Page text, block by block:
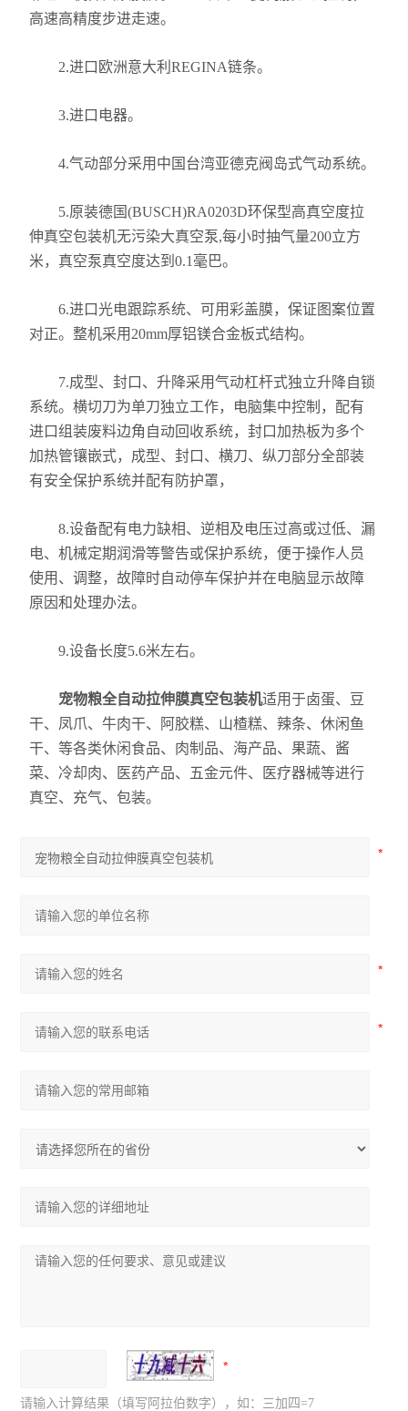
高速高精度步进走速。
2.进口欧洲意大利REGINA链条。
3.进口电器。
4.气动部分采用中国台湾亚德克阀岛式气动系统。
5.原装德国(BUSCH)RA0203D环保型高真空度拉
伸真空包装机无污染大真空泵,每小时抽气量200立方
米，真空泵真空度达到0.1毫巴。
6.进口光电跟踪系统、可用彩盖膜，保证图案位置
对正。整机采用20mm厚铝镁合金板式结构。
7.成型、封口、升降采用气动杠杆式独立升降自锁
系统。横切刀为单刀独立工作，电脑集中控制，配有
进口组装废料边角自动回收系统，封口加热板为多个
加热管镶嵌式，成型、封口、横刀、纵刀部分全部装
有安全保护系统并配有防护罩，
8.设备配有电力缺相、逆相及电压过高或过低、漏
电、机械定期润滑等警告或保护系统，便于操作人员
使用、调整，故障时自动停车保护并在电脑显示故障
原因和处理办法。
9.设备长度5.6米左右。
宠物粮全自动拉伸膜真空包装机适用于卤蛋、豆
干、凤爪、牛肉干、阿胶糕、山楂糕、辣条、休闲鱼
干、等各类休闲食品、肉制品、海产品、果蔬、酱
菜、冷却肉、医药产品、五金元件、医疗器械等进行
真空、充气、包装。
请输入计算结果（填写阿拉伯数字），如：三加四=7